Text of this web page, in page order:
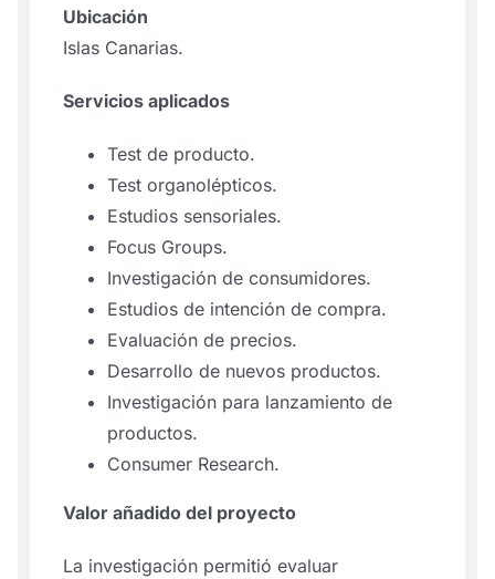
Ubicación
Islas Canarias.
Servicios aplicados
Test de producto.
Test organolépticos.
Estudios sensoriales.
Focus Groups.
Investigación de consumidores.
Estudios de intención de compra.
Evaluación de precios.
Desarrollo de nuevos productos.
Investigación para lanzamiento de
productos.
Consumer Research.
Valor añadido del proyecto
La investigación permitió evaluar